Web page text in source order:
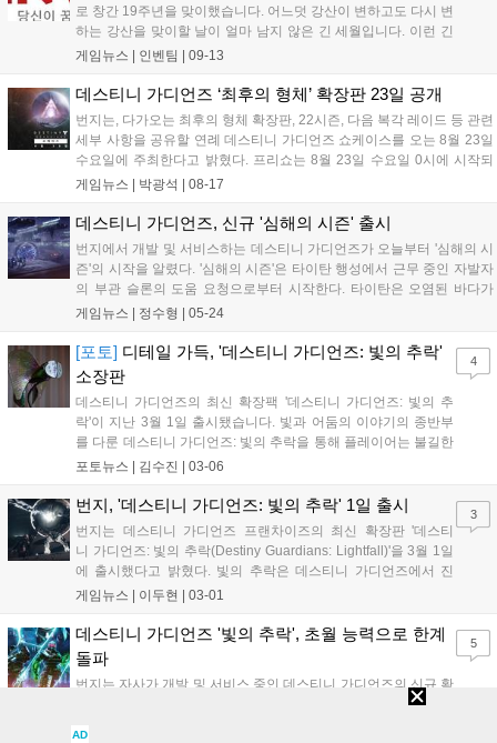
로 창간 19주년을 맞이했습니다. 어느덧 강산이 변하고도 다시 변
하는 강산을 맞이할 날이 얼마 남지 않은 긴 세월입니다. 이런 긴
시간을 달려올 수 있던 원동력은 함께 해주신 유저분의 애정이 어
께 다시 한번 감사드립니다. 역동적...
게임뉴스 | 인벤팀 | 09-13
데스티니 가디언즈 ‘최후의 형체’ 확장판 23일 공개
번지는, 다가오는 최후의 형체 확장판, 22시즌, 다음 복각 레이드 등 관련
세부 사항을 공유할 연례 데스티니 가디언즈 쇼케이스를 오는 8월 23일
수요일에 주최한다고 밝혔다. 프리쇼는 8월 23일 수요일 0시에 시작되
며 메인쇼는 오전 1시에 시작된다. 쇼케이스가 끝난 후에는, 데스티니 가
게임뉴스 | 박광석 | 08-17
데스티니 가디언즈, 신규 '심해의 시즌' 출시
번지에서 개발 및 서비스하는 데스티니 가디언즈가 오늘부터 '심해의 시
즌'의 시작을 알렸다. '심해의 시즌'은 타이탄 행성에서 근무 중인 자발자
의 부관 슬론의 도움 요청으로부터 시작한다. 타이탄은 오염된 바다가
행성을 뒤엎은 행성으로 바다 위에 위태롭게 자리 잡은 철조 구조물 외
구조물이...
게임뉴스 | 정수형 | 05-24
[포토] 디테일 가득, '데스티니 가디언즈: 빛의 추락'
소장판
데스티니 가디언즈의 최신 확장팩 '데스티니 가디언즈: 빛의 추
락'이 지난 3월 1일 출시됐습니다. 빛과 어둠의 이야기의 종반부
를 다룬 데스티니 가디언즈: 빛의 추락을 통해 플레이어는 불길한
그림자 군단과 마주하고, 해왕성에 감춰진 비밀 도시를 탐험하게
습니다. 그리고 이런 데스티니 가디언즈: 빛...
포토뉴스 | 김수진 | 03-06
4
번지, '데스티니 가디언즈: 빛의 추락' 1일 출시
번지는 데스티니 가디언즈 프랜차이즈의 최신 확장판 '데스티
니 가디언즈: 빛의 추락(Destiny Guardians: Lightfall)'을 3월 1일
에 출시했다고 밝혔다. 빛의 추락은 데스티니 가디언즈에서 진
행 중인 "빛과 어둠의 이야기"의 종반부로서, 수호자는 불길한 그
고, 새로운 어둠의 힘 하위...
게임뉴스 | 이두현 | 03-01
3
데스티니 가디언즈 '빛의 추락', 초월 능력으로 한계
돌파
번지는 자사가 개발 및 서비스 중인 데스티니 가디언즈의 신규 확
장팩 '빛의 추락'의 출시를 앞두고 콘텐츠를 미리 살펴볼 수 있는
5
AD